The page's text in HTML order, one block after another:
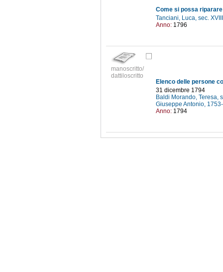
Come si possa
Tanciani, Luca, sec.
Anno: 1796
manoscritto/
dattiloscritto
31 dicembre 1794
Baldi Morando, Teresa,
Giuseppe Antonio,
Anno: 1794